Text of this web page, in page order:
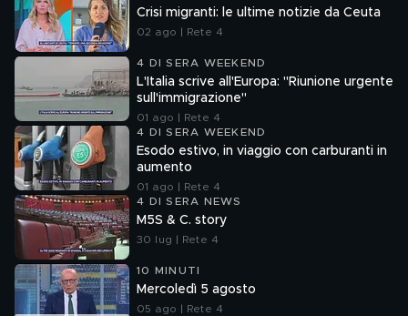
Crisi migranti: le ultime notizie da Ceuta
02 ago | Rete 4
4 DI SERA WEEKEND
L'Italia scrive all'Europa: "Riunione urgente
sull'immigrazione"
01 ago | Rete 4
4 DI SERA WEEKEND
Esodo estivo, in viaggio con carburanti in
aumento
01 ago | Rete 4
4 DI SERA NEWS
M5S & C. story
30 lug | Rete 4
10 MINUTI
Mercoledì 5 agosto
05 ago | Rete 4